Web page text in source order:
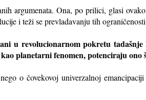
argumenata. Ona, po prilici, glasi
i teži se prevladavanju tih
u revolucionarnom pokretu
planetarni fenomen, potenciraju
o čovekovoj univerzalnoj